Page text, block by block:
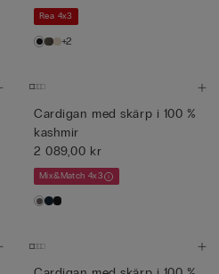
Rea 4x3
+2
Cardigan med skärp i 100 %
kashmir
2 089,00 kr
Mix&Match 4x3